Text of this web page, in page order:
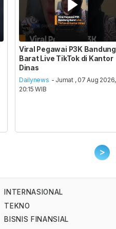
Viral Pegawai P3K Bandung
Barat Live TikTok di Kantor
Dinas
Dailynews - Jumat , 07 Aug 2026,
20:15 WIB
>
INTERNASIONAL
TEKNO
BISNIS FINANSIAL